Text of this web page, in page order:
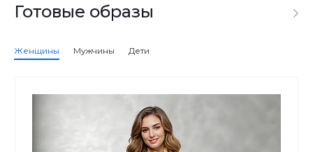
Готовые образы
Женщины Мужчины Дети